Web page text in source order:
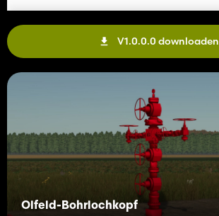
V1.0.0.0 downloaden
Ölfeld-Bohrlochkopf